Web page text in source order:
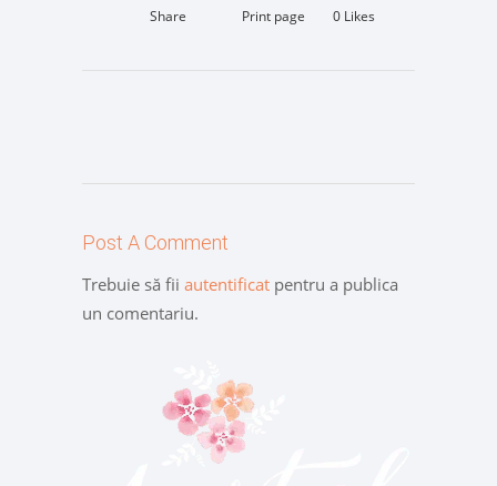
Share Print page 0 Likes
Post A Comment
Trebuie să fii autentificat pentru a publica
un comentariu.